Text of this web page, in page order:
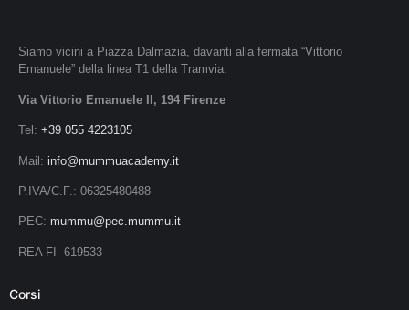
Siamo vicini a Piazza Dalmazia, davanti alla fermata “Vittorio
Emanuele” della linea T1 della Tramvia.
Via Vittorio Emanuele II, 194 Firenze
Tel: +39 055 4223105
Mail: info@mummuacademy.it
P.IVA/C.F.: 06325480488
PEC: mummu@pec.mummu.it
REA FI -619533
Corsi